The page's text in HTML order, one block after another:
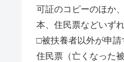
可証のコピーのほか
本、住民票などいず
□被扶養者以外が申
住民票（亡くなった